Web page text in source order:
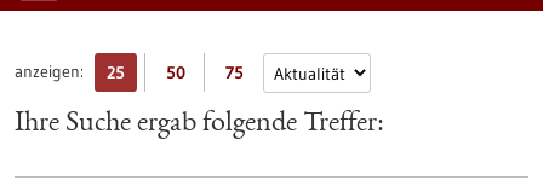
anzeigen: 25 50 75
Ihre Suche ergab folgende Treffer: